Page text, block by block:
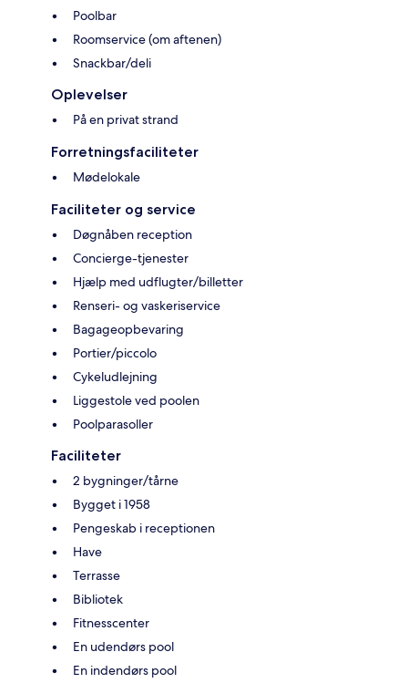
Poolbar
Roomservice (om aftenen)
Snackbar/deli
Oplevelser
På en privat strand
Forretningsfaciliteter
Mødelokale
Faciliteter og service
Døgnåben reception
Concierge-tjenester
Hjælp med udflugter/billetter
Renseri- og vaskeriservice
Bagageopbevaring
Portier/piccolo
Cykeludlejning
Liggestole ved poolen
Poolparasoller
Faciliteter
2 bygninger/tårne
Bygget i 1958
Pengeskab i receptionen
Have
Terrasse
Bibliotek
Fitnesscenter
En udendørs pool
En indendørs pool